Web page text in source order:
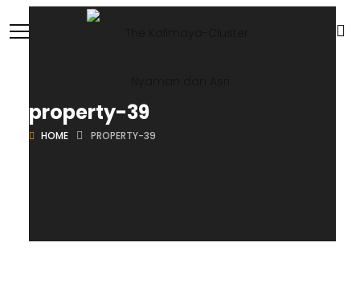
property-39
HOME PROPERTY-39